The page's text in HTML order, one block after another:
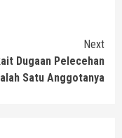
Next
Dugaan Pelecehan
Satu Anggotanya